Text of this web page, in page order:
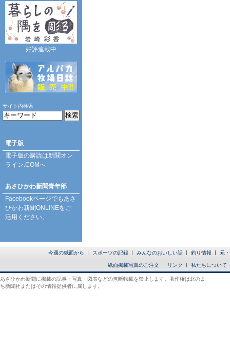
好評連載中
サイト内検索
電子版
電子版の購読は新聞オン
ライン.COMへ
あさひかわ新聞青年部
Facebookページでもあさ
ひかわ新聞ONLINEをご
活用ください。
今週の紙面から スポーツの記録 みんなのおいしい話 釣り情報 元
紙面掲載写真のご注文 リンク 私たちについて
あさひかわ新聞に掲載の記事・写真・図表などの無断転載を禁止します。著作権は北のま
ち新聞社またはその情報提供者に属します。